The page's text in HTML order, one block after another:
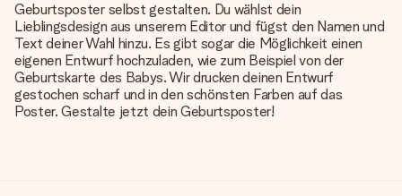
Geburtsposter selbst gestalten. Du wählst dein
Lieblingsdesign aus unserem Editor und fügst den Namen und
Text deiner Wahl hinzu. Es gibt sogar die Möglichkeit einen
eigenen Entwurf hochzuladen, wie zum Beispiel von der
Geburtskarte des Babys. Wir drucken deinen Entwurf
gestochen scharf und in den schönsten Farben auf das
Poster. Gestalte jetzt dein Geburtsposter!